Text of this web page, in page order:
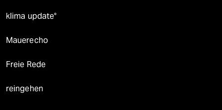
klima update°
Mauerecho
Freie Rede
reingehen